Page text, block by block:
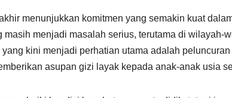
menunjukkan komitmen yang semakin kuat
menjadi masalah serius, terutama di wilayah-
kini menjadi perhatian utama adalah
asupan gizi layak kepada anak-anak usia